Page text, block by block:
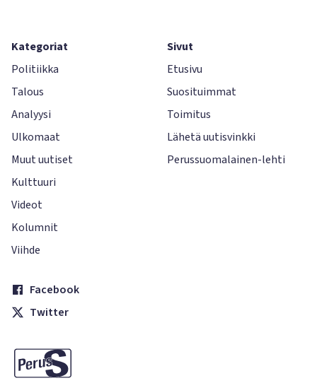
Kategoriat
Politiikka
Talous
Analyysi
Ulkomaat
Muut uutiset
Kulttuuri
Videot
Kolumnit
Viihde
Sivut
Etusivu
Suosituimmat
Toimitus
Lähetä uutisvinkki
Perussuomalainen-lehti
Facebook
Twitter